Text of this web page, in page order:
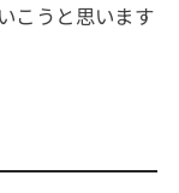
こうと思います